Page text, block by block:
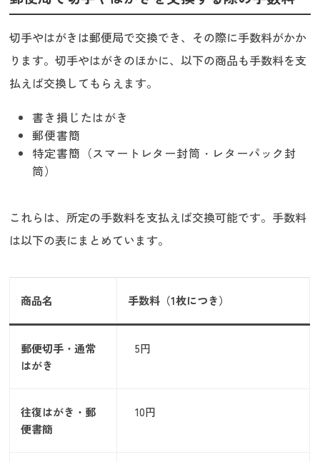
複数店舗で買取価格を比較する
プレミアム切手は買取専門店に持ち込む
切手の買取相場を把握しておく
不要な切手は買取専門のうるココへ！
切手やはがきは郵便局で交換でき、その際に手数料がかか
ります。切手やはがきのほかに、以下の商品も手数料を支
払えば交換してもらえます。
書き損じたはがき
郵便書簡
特定書簡（スマートレター封筒・レターパック封
筒）
これらは、所定の手数料を支払えば交換可能です。手数料
は以下の表にまとめています。
商品名 手数料（1枚につき）
郵便切手・通常
はがき
5円
往復はがき・郵
便書簡
10円